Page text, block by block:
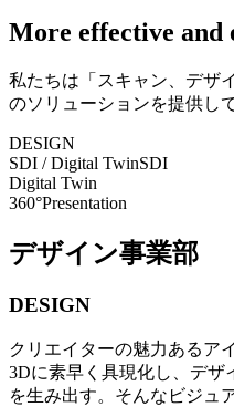
More effective and
私たちは「スキャン、デザ
のソリューションを提供し
DESIGN
SDI / Digital TwinSDI
Digital Twin
360°Presentation
デザイン事業部
DESIGN
クリエイターの魅力あるア
3Dに素早く具現化し、デザ
を生み出す。そんなビジュ